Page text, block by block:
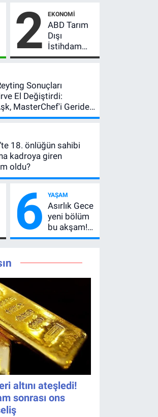
2 EKONOMI
ABD Tarım
Dışı
İstihdam
Verisi Altını
Basit
Anlatımla
Rehber
Sonuçları
El Değiştirdi:
MasterChef'i Geride
18. önlüğün sahibi
kadroya giren
oldu?
6 YAŞAM
Asırlık Gece
yeni bölüm
bu akşam!
8. bölüm
altını ateşledi!
sonrası ons